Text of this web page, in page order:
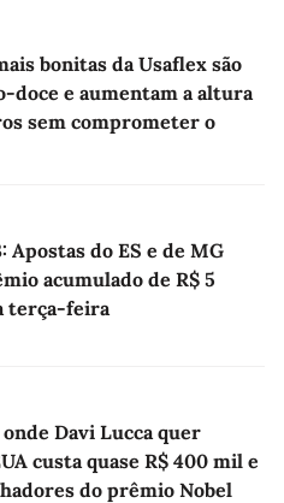
bonitas da Usaflex são
doce e aumentam a altura
sem comprometer o
Apostas do ES e de MG
acumulado de R$ 5
terça-feira
Davi Lucca quer
custa quase R$ 400 mil e
do prêmio Nobel